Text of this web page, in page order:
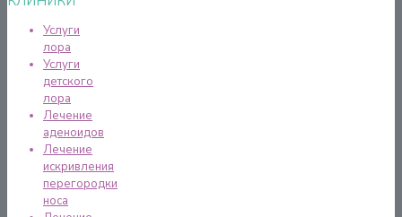
Услуги
лора
Услуги
детского
лора
Лечение
аденоидов
Лечение
искривления
перегородки
носа